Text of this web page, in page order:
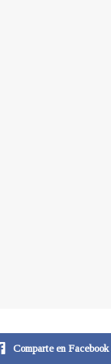
Comparte en Facebook